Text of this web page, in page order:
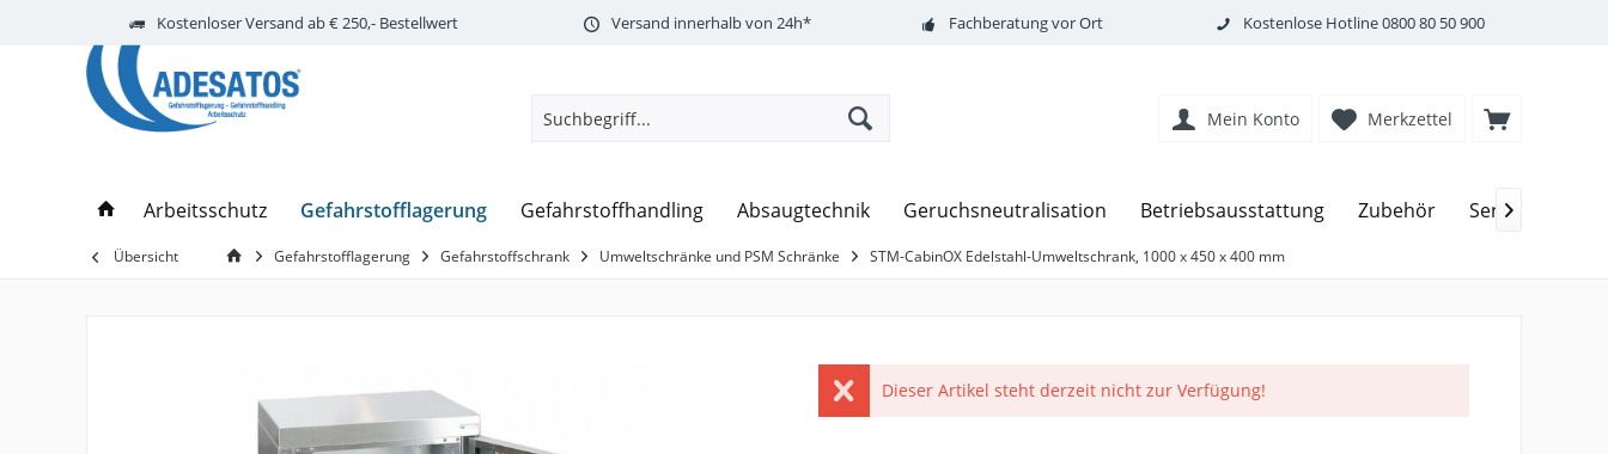
Kostenloser Versand ab € 250,- Bestellwert Versand innerhalb von 24h* Fachberatung vor Ort Kostenlose Hotline0800 80 50 900
Merkzettel
Mein Konto
Arbeitsschutz Gefahrstofflagerung Gefahrstoffhandling Absaugtechnik Geruchsneutralisation Betriebsausstattung Zubehör Service

Übersicht Gefahrstofflagerung Gefahrstoffschrank Umweltschränke und PSM Schränke STM-CabinOX Edelstahl-Umweltschrank, 1000 x 450 x 400 mm
Dieser Artikel steht derzeit nicht zur Verfügung!